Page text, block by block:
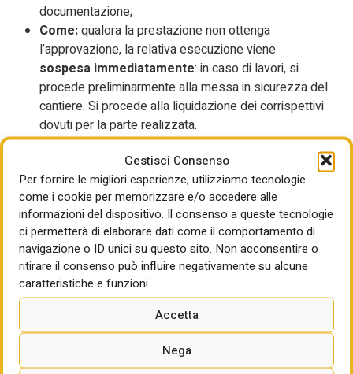
Gestisci Consenso
Per fornire le migliori esperienze, utilizziamo tecnologie
come i cookie per memorizzare e/o accedere alle
informazioni del dispositivo. Il consenso a queste tecnologie
ci permetterà di elaborare dati come il comportamento di
navigazione o ID unici su questo sito. Non acconsentire o
ritirare il consenso può influire negativamente su alcune
caratteristiche e funzioni.
Accetta
Nega
documentazione;
Come:qualora la prestazione non ottenga
l’approvazione, la relativa esecuzione viene
sospesa immediatamente: in caso di lavori, si
procede preliminarmente alla messa in sicurezza del
cantiere. Si procede alla liquidazione dei corrispettivi
dovuti per la parte realizzata.
Fase 7: controlli dei requisiti dell’affidatario (in caso di
necessità impellente)
Chi:l’affidatario e la stazione appaltante;
Cosa:dichiarazione e controllo dei requisiti di
partecipazione;
Quando:l’affidatario dichiara il possesso dei requisiti
mediante autocertificazionecontestualmente
all’affidamento, in caso di esigenza impellente di
tempestiva esecuzione.
La stazione appaltante controlla il possesso dei requisiti in
un termine congruo, comunque non superiore a
giornidall’affidamento.